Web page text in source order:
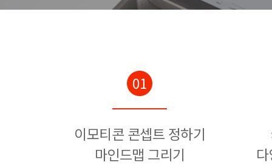
01
이모티콘 콘셉트 정하기
마인드맵 그리기